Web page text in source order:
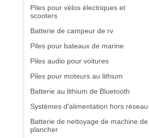
Piles pour vélos électriques et
scooters
Batterie de campeur de rv
Piles pour bateaux de marine
Piles audio pour voitures
Piles pour moteurs au lithium
Batterie au lithium de Bluetooth
Systèmes d'alimentation hors réseau
Batterie de nettoyage de machine de
plancher